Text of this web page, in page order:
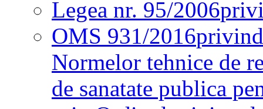
Legea nr. 95/2006
OMS 931/2016
Normelor tehnice de
de sanatate publica